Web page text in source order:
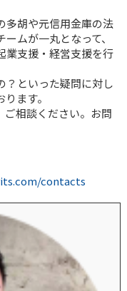
多胡や元信用金庫の法
ムが一丸となって、
業支援・経営支援を行
？といった疑問に対し
ます。
ご相談ください。お問
contacts